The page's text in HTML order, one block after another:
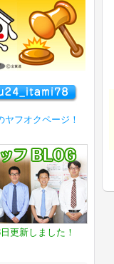
フオクページ！
更新しました！